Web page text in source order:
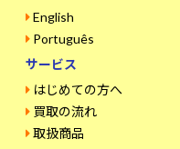
English
Português
サービス
はじめての方へ
買取の流れ
取扱商品